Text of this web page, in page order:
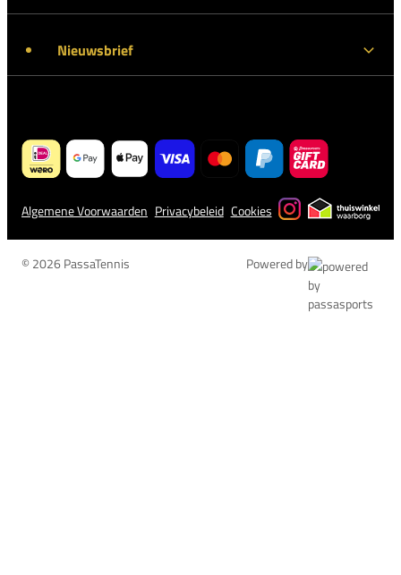
Nieuwsbrief
Algemene Voorwaarden Privacybeleid Cookies
© 2026 PassaTennis Powered by